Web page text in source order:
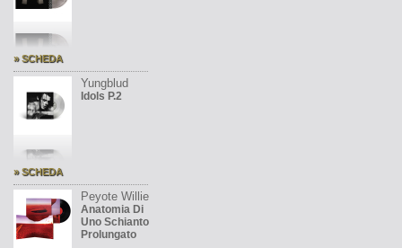
» SCHEDA
Yungblud
Idols P.2
» SCHEDA
Peyote Willie
Anatomia Di
Uno Schianto
Prolungato